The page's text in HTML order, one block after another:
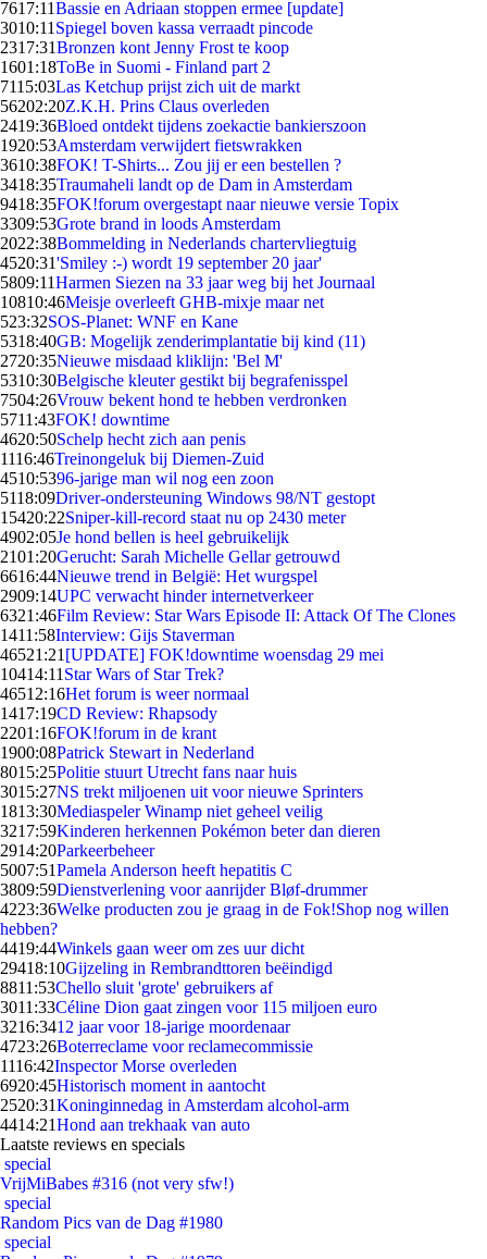
7617:11Bassie en Adriaan stoppen ermee [update]
3010:11 Spiegel boven kassa verraadt pincode
2317:31Bronzen kont Jenny Frost te koop
1601:18ToBe in Suomi - Finland part 2
7115:03Las Ketchup prijst zich uit de markt
56202:20Z.K.H. Prins Claus overleden
2419:36Bloed ontdekt tijdens zoekactie bankierszoon
1920:53Amsterdam verwijdert fietswrakken
3610:38FOK! T-Shirts... Zou jij er een bestellen ?
3418:35Traumaheli landt op de Dam in Amsterdam
9418:35FOK!forum overgestapt naar nieuwe versie Topix
3309:53Grote brand in loods Amsterdam
2022:38Bommelding in Nederlands chartervliegtuig
4520:31'Smiley :-) wordt 19 september 20 jaar'
5809:11Harmen Siezen na 33 jaar weg bij het Journaal
10810:46Meisje overleeft GHB-mixje maar net
523:32SOS-Planet: WNF en Kane
5318:40GB: Mogelijk zenderimplantatie bij kind (11)
2720:35Nieuwe misdaad kliklijn: 'Bel M'
5310:30Belgische kleuter gestikt bij begrafenisspel
7504:26Vrouw bekent hond te hebben verdronken
5711:43FOK! downtime
4620:50Schelp hecht zich aan penis
1116:46Treinongeluk bij Diemen-Zuid
4510:5396-jarige man wil nog een zoon
5118:09Driver-ondersteuning Windows 98/NT gestopt
15420:22Sniper-kill-record staat nu op 2430 meter
4902:05Je hond bellen is heel gebruikelijk
2101:20Gerucht: Sarah Michelle Gellar getrouwd
6616:44Nieuwe trend in België: Het wurgspel
2909:14UPC verwacht hinder internetverkeer
6321:46Film Review: Star Wars Episode II: Attack Of The Clones
1411:58Interview: Gijs Staverman
46521:21 [UPDATE] FOK!downtime woensdag 29 mei
10414:11 Star Wars of Star Trek?
46512:16Het forum is weer normaal
1417:19CD Review: Rhapsody
2201:16FOK!forum in de krant
1900:08Patrick Stewart in Nederland
8015:25Politie stuurt Utrecht fans naar huis
3015:27NS trekt miljoenen uit voor nieuwe Sprinters
1813:30Mediaspeler Winamp niet geheel veilig
3217:59Kinderen herkennen Pokémon beter dan dieren
2914:20Parkeerbeheer
5007:51Pamela Anderson heeft hepatitis C
3809:59Dienstverlening voor aanrijder Bløf-drummer
4223:36Welke producten zou je graag in de Fok!Shop nog willen
hebben?
4419:44Winkels gaan weer om zes uur dicht
29418:10Gijzeling in Rembrandttoren beëindigd
8811:53Chello sluit 'grote' gebruikers af
3011:33Céline Dion gaat zingen voor 115 miljoen euro
3216:3412 jaar voor 18-jarige moordenaar
4723:26Boterreclame voor reclamecommissie
1116:42Inspector Morse overleden
6920:45Historisch moment in aantocht
2520:31Koninginnedag in Amsterdam alcohol-arm
4414:21Hond aan trekhaak van auto
Laatste reviews en specials
special
VrijMiBabes #316 (not very sfw!)
special
Random Pics van de Dag #1980
special